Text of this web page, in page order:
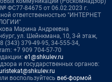
ФС77-84675 от 06.02.2023 г.
ответственностью "ИНТЕРНЕТ
Марина Андреевна
ул. Шейнкмана, 10, 3-й этаж,
(343) 379-49-95, 34-555-34,
+7 909 704-57-70
e1@shkulev.ru
и государственных органов:
воспользуйтесь веб-формой